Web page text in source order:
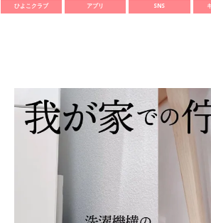
ひよこクラブ アプリ SNS